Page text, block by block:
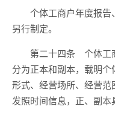
个体工商户年度报告
另行制定。
第二十四条 个体工商
分为正本和副本，载明
形式、经营场所、经营
发照时间信息，正、副本